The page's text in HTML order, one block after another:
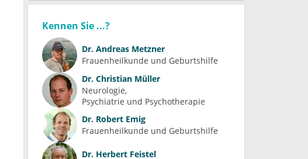
Kennen Sie ...?
Dr. Andreas Metzner
Frauenheilkunde und Geburtshilfe
Dr. Christian Müller
Neurologie
Psychiatrie und Psychotherapie
Dr. Robert Emig
Frauenheilkunde und Geburtshilfe
Dr. Herbert Feistel